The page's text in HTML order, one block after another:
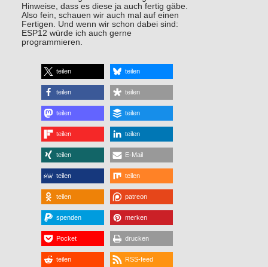
Hinweise, dass es diese ja auch fertig gäbe.
Also fein, schauen wir auch mal auf einen
Fertigen. Und wenn wir schon dabei sind:
ESP12 würde ich auch gerne
programmieren.
teilen teilen
teilen teilen
teilen teilen
teilen teilen
teilen E-Mail
teilen teilen
teilen patreon
spenden merken
Pocket drucken
teilen RSS-feed